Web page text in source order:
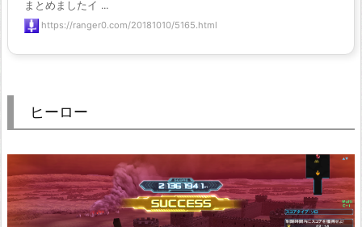
まとめましたイ ...
https://ranger0.com/20181010/5165.html
ヒーロー